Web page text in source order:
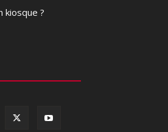
kiosque ?